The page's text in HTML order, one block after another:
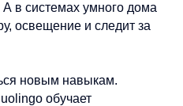
А в системах умного дома
освещение и следит за
новым навыкам.
обучает